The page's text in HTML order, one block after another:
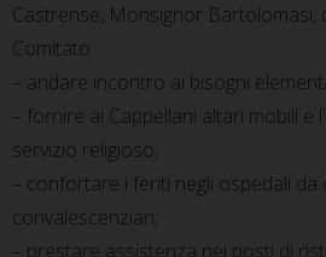
Castrense, Monsignor Bartolomasi,
Comitato:
– andare incontro ai bisogni
– fornire ai Cappellani altari mobili e
servizio religioso;
– confortare i feriti negli ospedali da
convalescenziari;
– prestare assistenza nei posti di